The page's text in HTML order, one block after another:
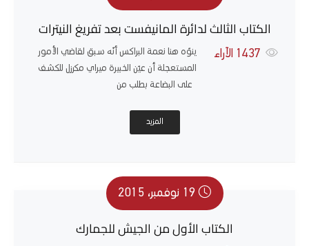
الكتاب الثالث لدائرة المانيفست بعد تفريغ النيترات
الآراء
ينوّه هنا نعمة البراكس أنّه سبق لقاضي الأمور
المستعجلة أن عيّن الخبيرة ميراي مكرزل للكشف
على البضاعة بطلب من
المزيد
19 نوفمبر، 2015
الكتاب الأول من الجيش للجمارك